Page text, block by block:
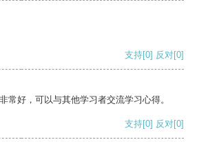
支持[0] 反对[0]
常好，可以与其他学习者交流学习心得。
支持[0] 反对[0]